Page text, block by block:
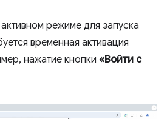
режиме для запуска
временная активация
нажатие кнопки «Войти с